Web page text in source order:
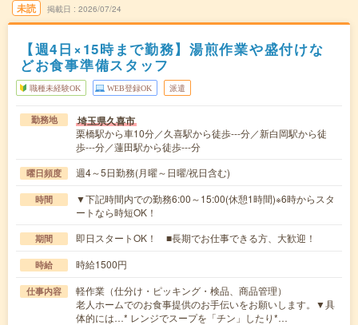
未読 掲載日 2026/07/24
【週4日×15時まで勤務】湯煎作業や盛付けな
どお食事準備スタッフ
職種未経験OK WEB登録OK 派遣
勤務地 埼玉県久喜市
栗橋駅から車10分／久喜駅から徒歩---分／新白岡駅から徒
歩---分／蓮田駅から徒歩---分
曜日頻度 週4～5日勤務(月曜～日曜/祝日含む)
時間
▼下記時間内での勤務6:00～15:00(休憩1時間)※6時からスタ
ートなら時短OK！
期間 即日スタートOK！ ■長期でお仕事できる方、大歓迎！
時給 時給1500円
仕事内容
軽作業（仕分け・ピッキング・検品、商品管理）
老人ホームでのお食事提供のお手伝いをお願いします。▼具
体的には…* レンジでスープを「チン」したり*…